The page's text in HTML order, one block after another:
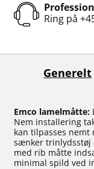
Ring på
Generelt
Emco lamelmåtte:
Nem installering
kan tilpasses nemt
sænker trinlydsstøj
med rib måtte
minimal spild ved